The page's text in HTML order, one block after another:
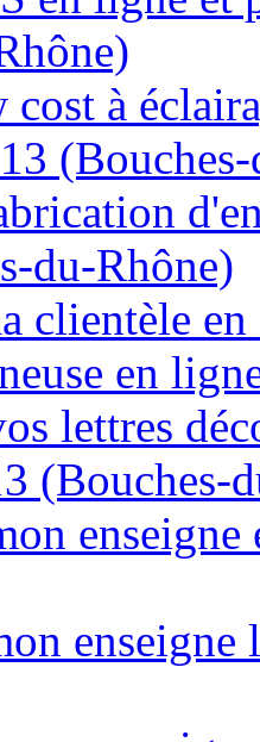
à
du-Rhône)
clientèle
en
lettres
(Bouches-